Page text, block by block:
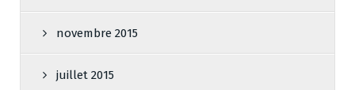
novembre 2015
juillet 2015